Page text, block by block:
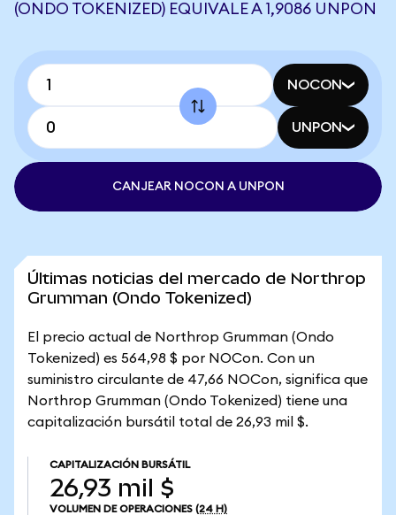
(ONDO TOKENIZED) EQUIVALE A 1,9086 UNPON
NOCON
UNPON
CANJEAR NOCON A UNPON
Últimas noticias del mercado de Northrop
Grumman (Ondo Tokenized)
El precio actual de Northrop Grumman (Ondo
Tokenized) es 564,98 $ por NOCon. Con un
suministro circulante de 47,66 NOCon, significa que
Northrop Grumman (Ondo Tokenized) tiene una
capitalización bursátil total de 26,93 mil $.
CAPITALIZACIÓN BURSÁTIL
26,93 mil $
VOLUMEN DE OPERACIONES (24 H)